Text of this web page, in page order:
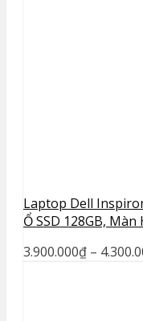
Laptop Dell
Ổ SSD 128GB, Màn
3.900.000₫ –